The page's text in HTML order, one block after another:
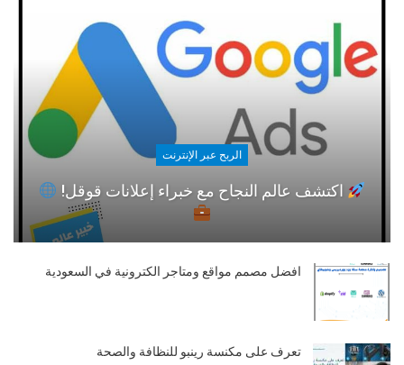
الربح عبر الإنترنت
اكتشف عالم النجاح مع خبراء إعلانات قوقل!
افضل مصمم مواقع ومتاجر الكترونية في السعودية
تعرف على مكنسة رينبو للنظافة والصحة